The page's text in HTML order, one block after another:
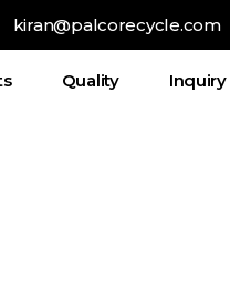
kiran@palcorecycle.com
Quality Inquiry